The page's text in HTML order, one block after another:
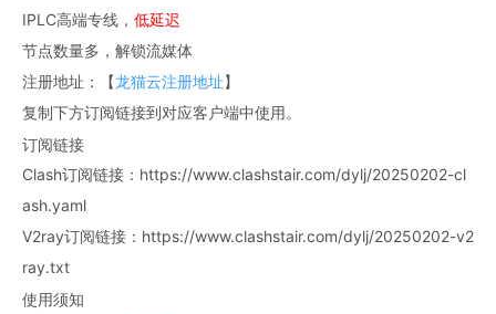
IPLC高端专线， 低延迟
节点数量多，解锁流媒体
注册地址：【龙猫云注册地址】
复制下方订阅链接到对应客户端中使用。
订阅链接
Clash订阅链接：https://www.clashstair.com/dylj/20250202-cl
ash.yaml
V2ray订阅链接：https://www.clashstair.com/dylj/20250202-v2
ray.txt
使用须知